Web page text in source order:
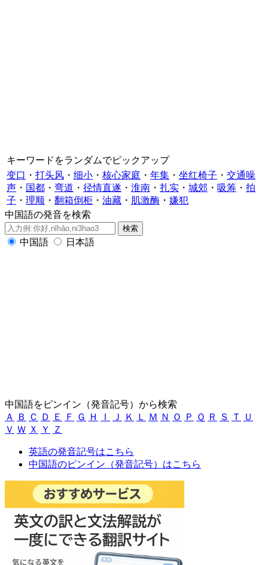
キーワードをランダムでピックアップ
变口 ・ 打头风 ・ 细小 ・ 核心家庭 ・ 年集 ・ 坐红椅子 ・ 交通噪
声 ・ 国都 ・ 弯道 ・ 径情直遂 ・ 淮南 ・ 扎实 ・ 城郊 ・ 吸筹 ・ 拍
子 ・ 理顺 ・ 翻箱倒柜 ・ 油藏 ・ 肌激酶 ・ 嫌犯
中国語の発音を検索
中国語 日本語
中国語をピンイン（発音記号）から検索
Ａ
Ｂ Ｃ Ｄ Ｅ Ｆ Ｇ Ｈ Ｉ Ｊ Ｋ Ｌ Ｍ Ｎ Ｏ Ｐ Ｑ Ｒ Ｓ Ｔ
Ｕ
Ｖ Ｗ Ｘ Ｙ Ｚ
英語の発音記号はこちら
中国語のピンイン（発音記号）はこちら